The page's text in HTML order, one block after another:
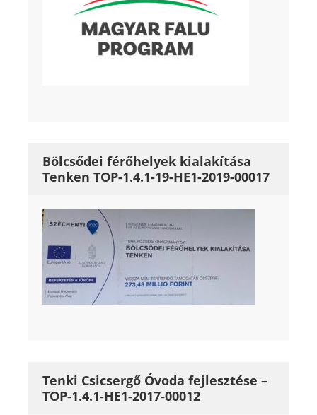
Bölcsődei férőhelyek kialakítása
Tenken TOP-1.4.1-19-HE1-2019-00017
Tenki Csicsergő Óvoda fejlesztése –
TOP-1.4.1-HE1-2017-00012